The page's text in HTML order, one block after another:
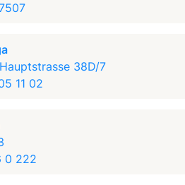
38D/7
11 02
0 222